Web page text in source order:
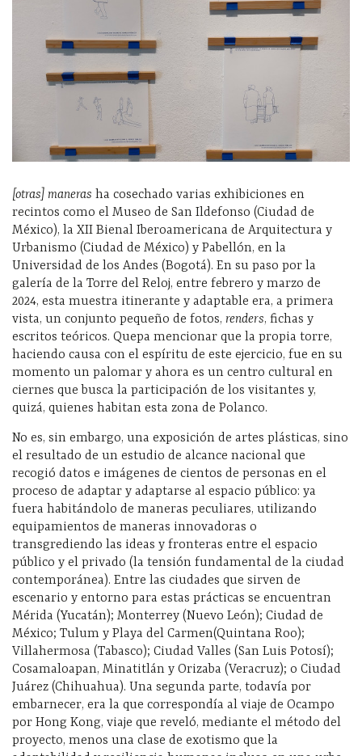
[otras] maneras ha cosechado varias exhibiciones en
recintos como el Museo de San Ildefonso (Ciudad de
México), la XII Bienal Iberoamericana de Arquitectura y
Urbanismo (Ciudad de México) y Pabellón, en la
Universidad de los Andes (Bogotá). En su paso por la
galería de la Torre del Reloj, entre febrero y marzo de
2024, esta muestra itinerante y adaptable era, a primera
vista, un conjunto pequeño de fotos, renders, fichas y
escritos teóricos. Quepa mencionar que la propia torre,
haciendo causa con el espíritu de este ejercicio, fue en su
momento un palomar y ahora es un centro cultural en
ciernes que busca la participación de los visitantes y,
quizá, quienes habitan esta zona de Polanco.
No es, sin embargo, una exposición de artes plásticas, sino
el resultado de un estudio de alcance nacional que
recogió datos e imágenes de cientos de personas en el
proceso de adaptar y adaptarse al espacio público: ya
fuera habitándolo de maneras peculiares, utilizando
equipamientos de maneras innovadoras o
transgrediendo las ideas y fronteras entre el espacio
público y el privado (la tensión fundamental de la ciudad
contemporánea). Entre las ciudades que sirven de
escenario y entorno para estas prácticas se encuentran
Mérida (Yucatán); Monterrey (Nuevo León); Ciudad de
México; Tulum y Playa del Carmen(Quintana Roo);
Villahermosa (Tabasco); Ciudad Valles (San Luis Potosí);
Cosamaloapan, Minatitlán y Orizaba (Veracruz); o Ciudad
Juárez (Chihuahua). Una segunda parte, todavía por
embarnecer, era la que correspondía al viaje de Ocampo
por Hong Kong, viaje que reveló, mediante el método del
proyecto, menos una clase de exotismo que la